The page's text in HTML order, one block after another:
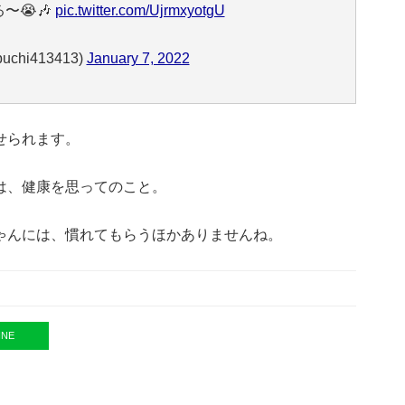
〜😭🎶 pic.twitter.com/UjrmxyotgU
January 7, 2022
れます。
健康を思ってのこと。
には、慣れてもらうほかありませんね。